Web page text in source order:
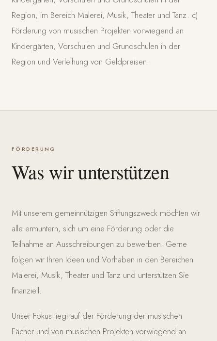
Region, im Bereich Malerei, Musik, Theater und Tanz. c)
Förderung von musischen Projekten vorwiegend an
Kindergärten, Vorschulen und Grundschulen in der
Region und Verleihung von Geldpreisen.
FÖRDERUNG
Was wir unterstützen
Mit unserem gemeinnützigen Stiftungszweck möchten wir
alle ermuntern, sich um eine Förderung oder die
Teilnahme an Ausschreibungen zu bewerben. Gerne
folgen wir Ihren Ideen und Vorhaben in den Bereichen
Malerei, Musik, Theater und Tanz und unterstützen Sie
finanziell.
Unser Fokus liegt auf der Förderung der musischen
Fächer und von musischen Projekten vorwiegend an